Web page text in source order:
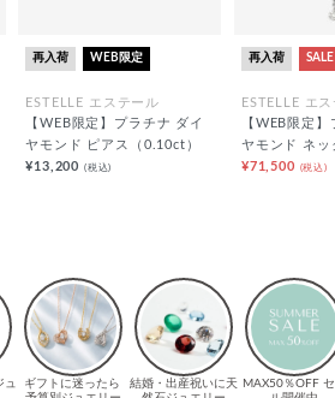
再入荷 WEB限定
ESTELLE エステール
【WEB限定】プラチナ ダイ
ヤモンド ピアス（0.10ct）
¥13,200 (税込)
再入荷 SALE
ESTELLE エ
【WEB限定
ヤモンド ネッ
¥71,500 (税込)